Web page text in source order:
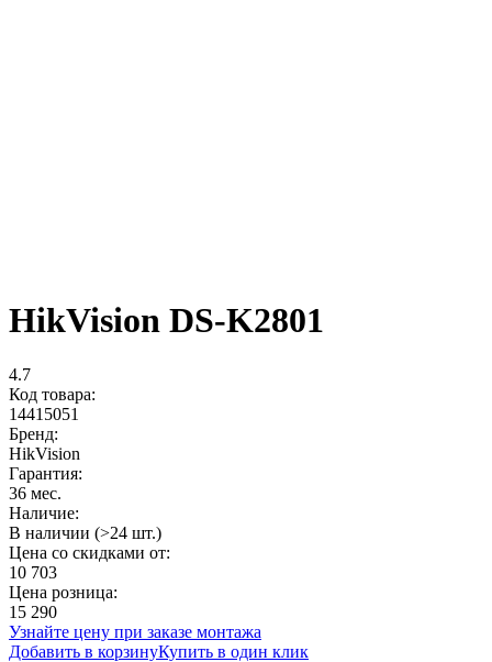
HikVision DS-K2801
4.7
Код товара:
14415051
Бренд:
HikVision
Гарантия:
36 мес.
Наличие:
В наличии (>24 шт.)
Цена со скидками от:
10 703
Цена розница:
15 290
Узнайте цену при заказе монтажа
Добавить в корзинуКупить в один клик